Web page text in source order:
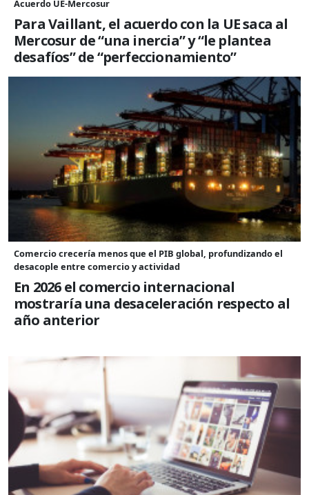
Acuerdo UE-Mercosur
Para Vaillant, el acuerdo con la UE saca al
Mercosur de “una inercia” y “le plantea
desafíos” de “perfeccionamiento”
Comercio crecería menos que el PIB global, profundizando el
desacople entre comercio y actividad
En 2026 el comercio internacional
mostraría una desaceleración respecto al
año anterior